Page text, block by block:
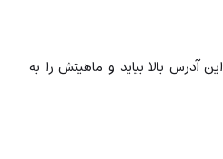
آدرس بالا بیاید و ماهیتش را به